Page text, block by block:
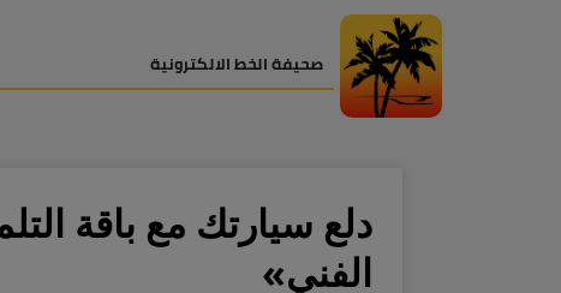
صحيفة الخط الالكترونية
دلع سيارتك مع باقة
الفني»